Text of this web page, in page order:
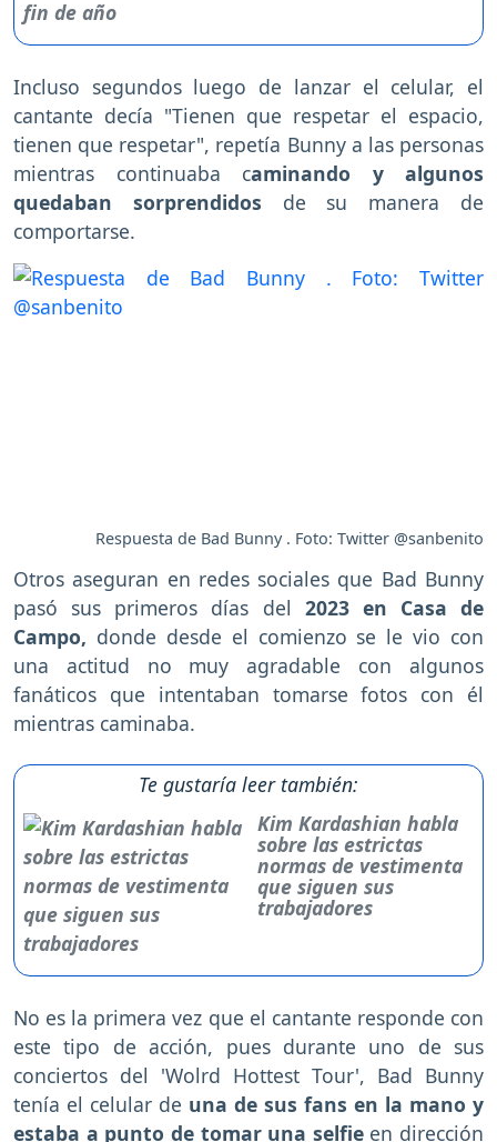
Incluso segundos luego de lanzar el celular, el
cantante decía "Tienen que respetar el espacio,
tienen que respetar", repetía Bunny a las personas
mientras continuaba caminando y algunos
quedaban sorprendidos de su manera de
comportarse.
Respuesta de Bad Bunny . Foto: Twitter @sanbenito
Otros aseguran en redes sociales que Bad Bunny
pasó sus primeros días del 2023 en Casa de
Campo, donde desde el comienzo se le vio con
una actitud no muy agradable con algunos
fanáticos que intentaban tomarse fotos con él
mientras caminaba.
Te gustaría leer también:
Kim Kardashian habla
sobre las estrictas
normas de vestimenta
que siguen sus
trabajadores
No es la primera vez que el cantante responde con
este tipo de acción, pues durante uno de sus
conciertos del 'Wolrd Hottest Tour', Bad Bunny
tenía el celular de una de sus fans en la mano y
estaba a punto de tomar una selfieen dirección